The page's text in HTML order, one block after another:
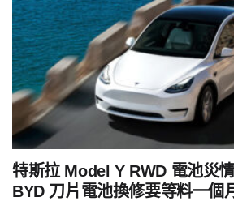
特斯拉 Model Y RWD 電池災情
BYD 刀片電池換修要等料一個